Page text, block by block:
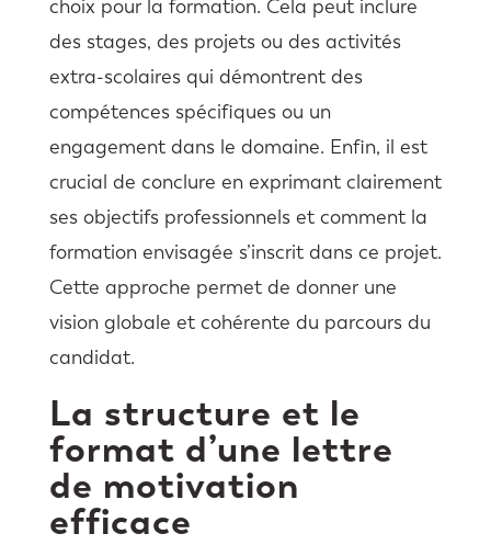
choix pour la formation. Cela peut inclure
des stages, des projets ou des activités
extra-scolaires qui démontrent des
compétences spécifiques ou un
engagement dans le domaine. Enfin, il est
crucial de conclure en exprimant clairement
ses objectifs professionnels et comment la
formation envisagée s’inscrit dans ce projet.
Cette approche permet de donner une
vision globale et cohérente du parcours du
candidat.
La structure et le
format d’une lettre
de motivation
efficace